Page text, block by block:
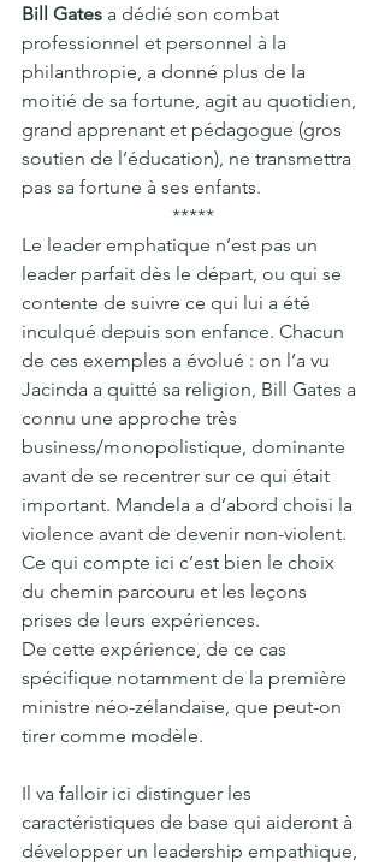
Bill Gates a dédié son combat
professionnel et personnel à la
philanthropie, a donné plus de la
moitié de sa fortune, agit au quotidien,
grand apprenant et pédagogue (gros
soutien de l’éducation), ne transmettra
pas sa fortune à ses enfants.
*****
Le leader emphatique n’est pas un
leader parfait dès le départ, ou qui se
contente de suivre ce qui lui a été
inculqué depuis son enfance. Chacun
de ces exemples a évolué : on l’a vu
Jacinda a quitté sa religion, Bill Gates a
connu une approche très
business/monopolistique, dominante
avant de se recentrer sur ce qui était
important. Mandela a d’abord choisi la
violence avant de devenir non-violent.
Ce qui compte ici c’est bien le choix
du chemin parcouru et les leçons
prises de leurs expériences.
De cette expérience, de ce cas
spécifique notamment de la première
ministre néo-zélandaise, que peut-on
tirer comme modèle.
Il va falloir ici distinguer les
caractéristiques de base qui aideront à
développer un leadership empathique,